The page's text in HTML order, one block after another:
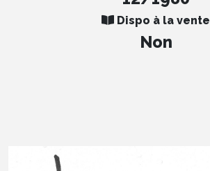
Dispo à la vente
Non